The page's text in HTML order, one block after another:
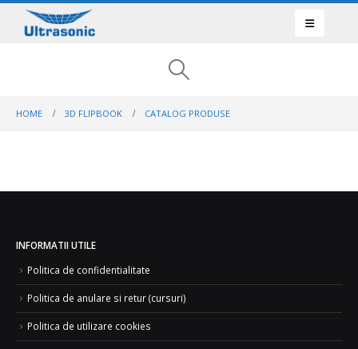
HOME 3D FLIPBOOK CATALOG PRODUSE
INFORMATII UTILE
Politica de confidentialitate
Politica de anulare si retur (cursuri)
Politica de utilizare cookies